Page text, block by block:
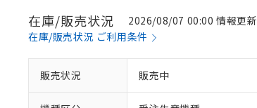
在庫/販売状況
2026/08/07 00:00 情報更新
在庫/販売状況 ご利用条件
販売状況 販売中